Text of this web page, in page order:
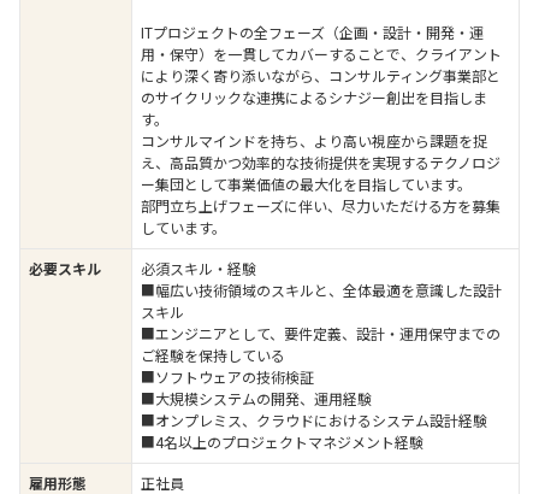
ITプロジェクトの全フェーズ（企画・設計・開発・運
用・保守）を一貫してカバーすることで、クライアント
により深く寄り添いながら、コンサルティング事業部と
のサイクリックな連携によるシナジー創出を目指しま
す。
コンサルマインドを持ち、より高い視座から課題を捉
え、高品質かつ効率的な技術提供を実現するテクノロジ
ー集団として事業価値の最大化を目指しています。
部門立ち上げフェーズに伴い、尽力いただける方を募集
しています。
必要スキル
必須スキル・経験
■幅広い技術領域のスキルと、全体最適を意識した設計
スキル
■エンジニアとして、要件定義、設計・運用保守までの
ご経験を保持している
■ソフトウェアの技術検証
■大規模システムの開発、運用経験
■オンプレミス、クラウドにおけるシステム設計経験
■4名以上のプロジェクトマネジメント経験
雇用形態
正社員